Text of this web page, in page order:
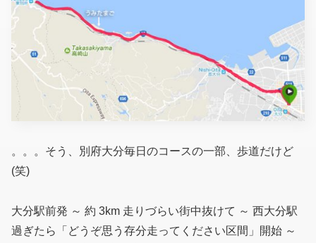
。。。そう、別府大分毎日のコースの一部、歩道だけど
(笑)
大分駅前発 ～ 約 3km 走りづらい街中抜けて ～ 西大分駅
過ぎたら「どうぞ思う存分走ってください区間」開始 ～